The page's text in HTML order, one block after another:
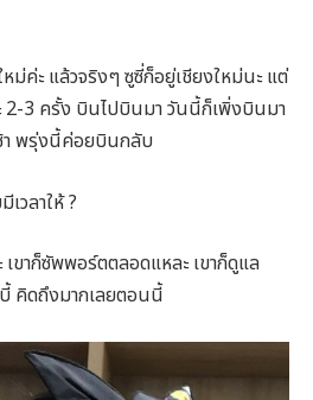
ะ แล้วจริงๆ ซูซี่ก็อยู่เชียงใหม่นะ แต่
2-3 ครั้ง บินไปบินมา วันนี้ก็เพิ่งบินมา
า พรุ่งนี้ค่อยบินกลับ
วลาให้ ?
าก็ซัพพอร์ตตลอดแหละ เขาก็ดูแล
คิดถึงมากเลยตอนนี้